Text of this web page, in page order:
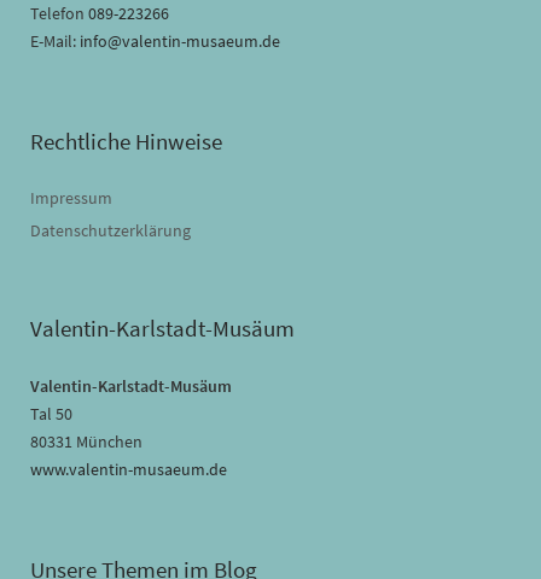
Telefon 089-223266
E-Mail: info@valentin-musaeum.de
Rechtliche Hinweise
Impressum
Datenschutzerklärung
Valentin-Karlstadt-Musäum
Valentin-Karlstadt-Musäum
Tal 50
80331 München
www.valentin-musaeum.de
Unsere Themen im Blog